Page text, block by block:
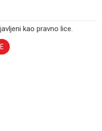
kao pravno lice.